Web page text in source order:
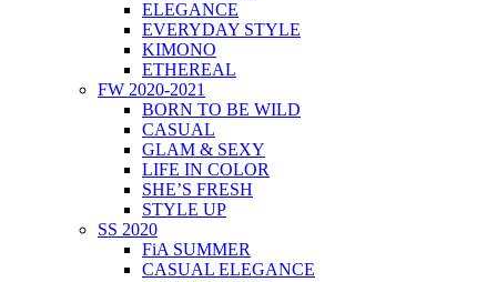
ELEGANCE
EVERYDAY STYLE
KIMONO
ETHEREAL
FW 2020-2021
BORN TO BE WILD
CASUAL
GLAM & SEXY
LIFE IN COLOR
SHE’S FRESH
STYLE UP
SS 2020
FiA SUMMER
CASUAL ELEGANCE